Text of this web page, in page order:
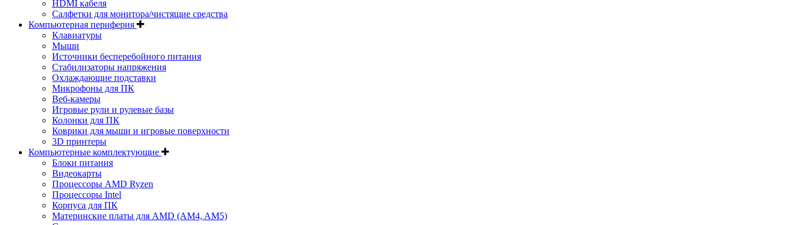
HDMI кабеля
Салфетки для монитора/чистящие средства
Компьютерная периферия
Клавиатуры
Мыши
Источники бесперебойного питания
Стабилизаторы напряжения
Охлаждающие подставки
Микрофоны для ПК
Веб-камеры
Игровые рули и рулевые базы
Колонки для ПК
Коврики для мыши и игровые поверхности
3D принтеры
Компьютерные комплектующие
Блоки питания
Видеокарты
Процессоры AMD Ryzen
Процессоры Intel
Корпуса для ПК
Материнские платы для AMD (AM4, AM5)